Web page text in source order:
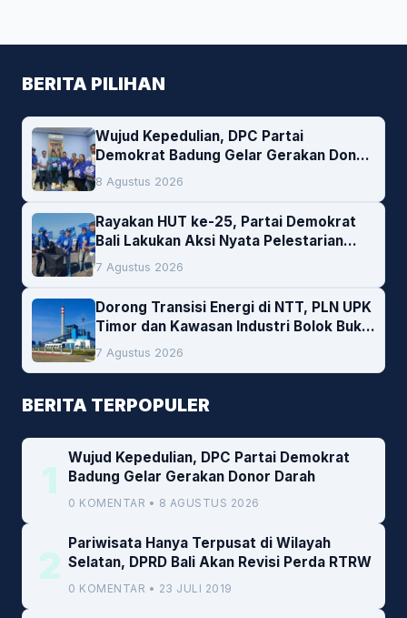
BERITA PILIHAN
Wujud Kepedulian, DPC Partai
Demokrat Badung Gelar Gerakan Donor
Darah
8 Agustus 2026
Rayakan HUT ke-25, Partai Demokrat
Bali Lakukan Aksi Nyata Pelestarian
Lingkungan
7 Agustus 2026
Dorong Transisi Energi di NTT, PLN UPK
Timor dan Kawasan Industri Bolok Buka
Peluang Investasi Woodchip untuk
Cofiring PLTU Bolok
7 Agustus 2026
BERITA TERPOPULER
1
Wujud Kepedulian, DPC Partai Demokrat
Badung Gelar Gerakan Donor Darah
0 KOMENTAR • 8 AGUSTUS 2026
2
Pariwisata Hanya Terpusat di Wilayah
Selatan, DPRD Bali Akan Revisi Perda RTRW
0 KOMENTAR • 23 JULI 2019